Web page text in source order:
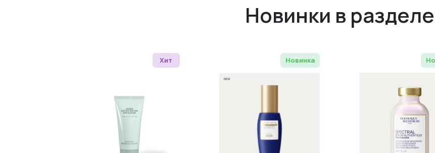
Новинки в разделе
Хит Новинка